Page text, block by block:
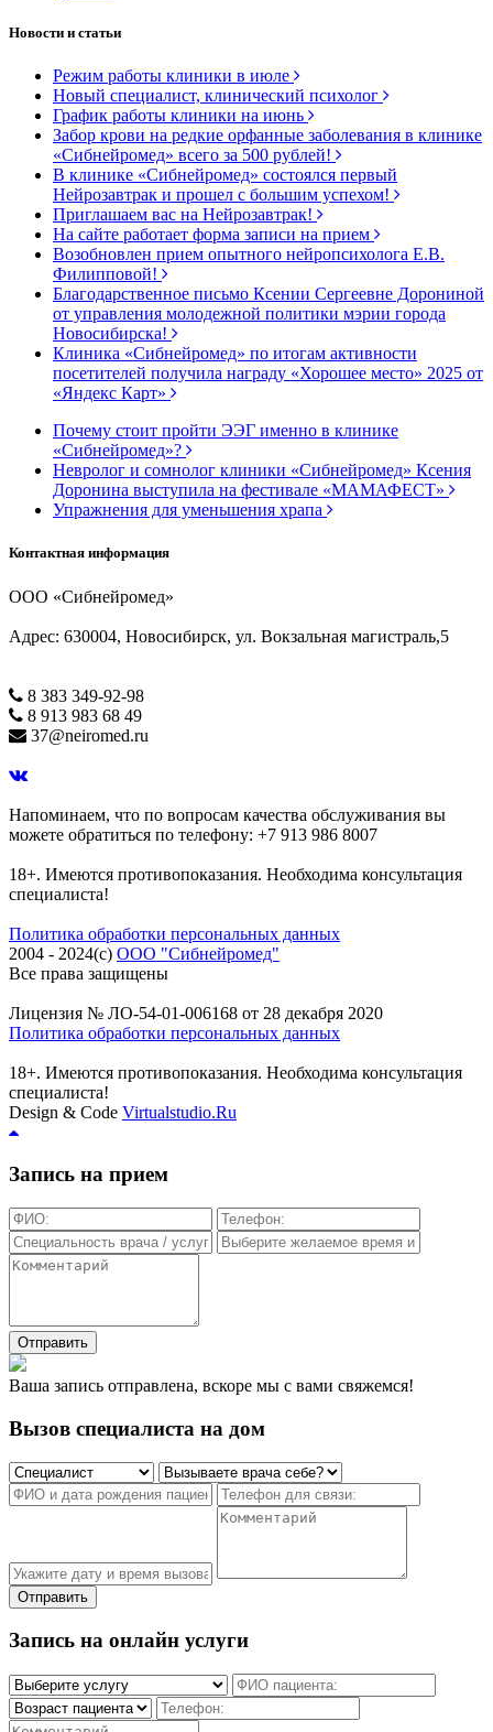
Новости и статьи
Режим работы клиники в июле
Новый специалист, клинический психолог
График работы клиники на июнь
Забор крови на редкие орфанные заболевания в клинике
«Сибнейромед» всего за 500 рублей!
В клинике «Сибнейромед» состоялся первый
Нейрозавтрак и прошел с большим успехом!
Приглашаем вас на Нейрозавтрак!
На сайте работает форма записи на прием
Возобновлен прием опытного нейропсихолога Е.В.
Филипповой!
Благодарственное письмо Ксении Сергеевне Дорониной
от управления молодежной политики мэрии города
Новосибирска!
Клиника «Сибнейромед» по итогам активности
посетителей получила награду «Хорошее место» 2025 от
«Яндекс Карт»
Почему стоит пройти ЭЭГ именно в клинике
«Сибнейромед»?
Невролог и сомнолог клиники «Сибнейромед» Ксения
Доронина выступила на фестивале «МАМАФЕСТ»
Упражнения для уменьшения храпа
Контактная информация
ООО «Сибнейромед»
Адрес: 630004, Новосибирск, ул. Вокзальная магистраль,5
8 383 349-92-98
8 913 983 68 49
37@neiromed.ru
Напоминаем, что по вопросам качества обслуживания вы
можете обратиться по телефону: +7 913 986 8007
18+. Имеются противопоказания. Необходима консультация
специалиста!
Политика обработки персональных данных
2004 - 2024(c) ООО "Сибнейромед"
Все права защищены
Лицензия № ЛО-54-01-006168 от 28 декабря 2020
Политика обработки персональных данных
18+. Имеются противопоказания. Необходима консультация
специалиста!
Design & Code Virtualstudio.Ru
Запись на прием
Отправить
Ваша запись отправлена, вскоре мы с вами свяжемся!
Вызов специалиста на дом
Отправить
Запись на онлайн услуги